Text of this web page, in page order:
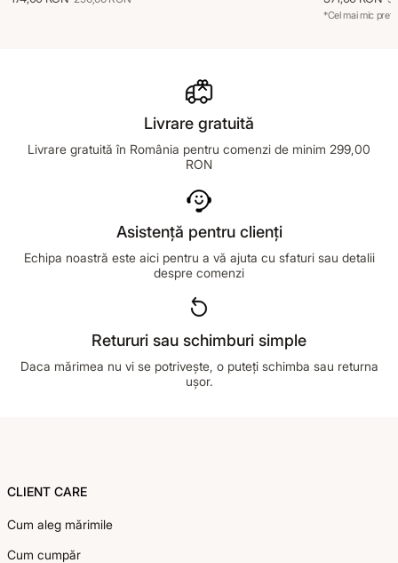
*Cel mai mic preț
Livrare gratuită
Livrare gratuită în România pentru comenzi de minim 299,00
RON
Asistență pentru clienți
Echipa noastră este aici pentru a vă ajuta cu sfaturi sau detalii
despre comenzi
Retururi sau schimburi simple
Daca mărimea nu vi se potrivește, o puteți schimba sau returna
ușor.
CLIENT CARE
Cum aleg mărimile
Cum cumpăr